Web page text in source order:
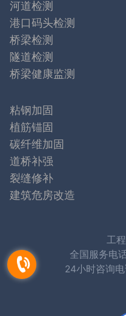
河道检测
港口码头检测
桥梁检测
隧道检测
桥梁健康监测
粘钢加固
植筋锚固
碳纤维加固
道桥补强
裂缝修补
建筑危房改造
工
全国服务电
24小时咨询